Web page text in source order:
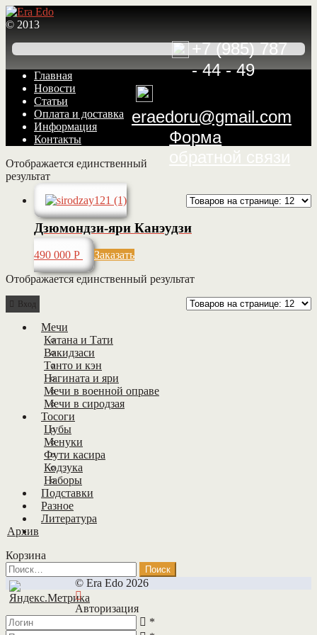
+7 (985) 787
- 44 - 49
eraedoru@gmail.com
Форма
обратной связи
© 2013
Перейти
навигации
Перейти
содержимому
Главная
Новости
Статьи
Оплата и доставка
Информация
Контакты
Отображается единственный
результат
Дзюмондзи-яри Канэудзи
490 000 Р
Заказать
Отображается единственный результат
Вход
Мечи
Катана и Тати
Вакидзаси
Танто и кэн
Нагината и яри
Мечи в военной оправе
Мечи в сиродзая
Тосоги
Цубы
Менуки
Фути касира
Кодзука
Наборы
Подставки
Разное
Литература
Архив
Корзина
Найти:
© Era Edo 2026
Авторизация
*